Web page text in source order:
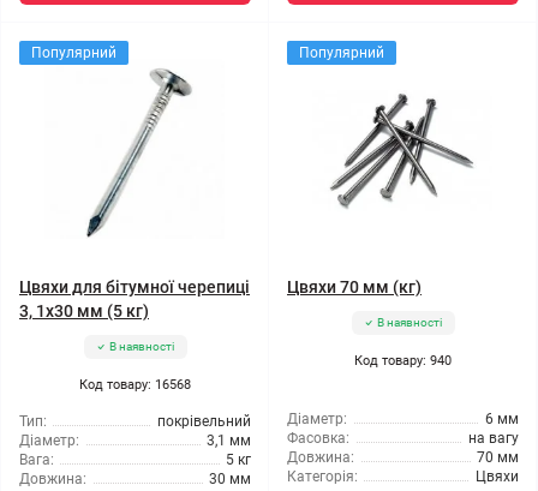
Популярний
Цвяхи для бітумної черепиці
3, 1x30 мм (5 кг)
В наявності
Код товару: 16568
Тип:
покрівельний
Діаметр:
3,1 мм
Вага:
5 кг
Довжина:
30 мм
Популярний
Цвяхи 70 мм (кг)
В наявності
Код товару: 940
Діаметр:
6 мм
Фасовка:
на вагу
Довжина:
70 мм
Категорія:
Цвяхи